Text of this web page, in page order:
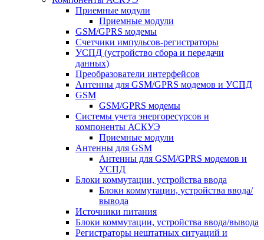
Приемные модули
Приемные модули
GSM/GPRS модемы
Счетчики импульсов-регистраторы
УСПД (устройство сбора и передачи
данных)
Преобразователи интерфейсов
Антенны для GSM/GPRS модемов и УСПД
GSM
GSM/GPRS модемы
Системы учета энергоресурсов и
компоненты АСКУЭ
Приемные модули
Антенны для GSM
Антенны для GSM/GPRS модемов и
УСПД
Блоки коммутации, устройства ввода
Блоки коммутации, устройства ввода/
вывода
Источники питания
Блоки коммутации, устройства ввода/вывода
Регистраторы нештатных ситуаций и